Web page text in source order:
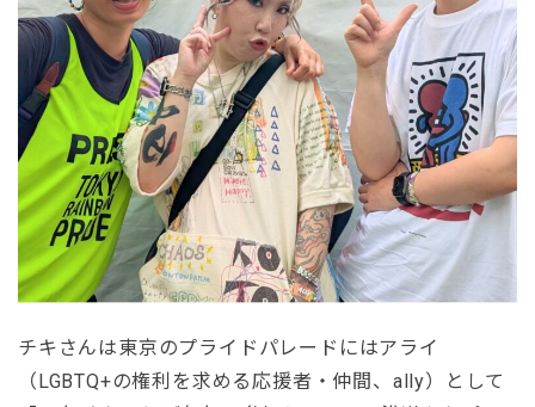
チキさんは東京のプライドパレードにはアライ
（LGBTQ+の権利を求める応援者・仲間、ally）として